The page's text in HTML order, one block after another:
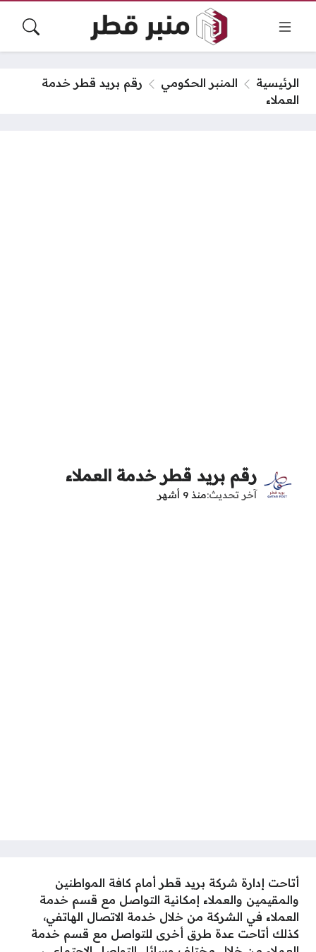
الرئيسية المنبر الحكومي
رقم بريد قطر خدمة
العملاء
رقم بريد قطر خدمة العملاء
آخر تحديث منذ 9 أشهر
أتاحت إدارة شركة بريد قطر أمام كافة المواطنين
والمقيمين والعملاء إمكانية التواصل مع قسم خدمة
العملاء في الشركة من خلال خدمة الاتصال الهاتفي،
كذلك أتاحت عدة طرق أخرى للتواصل مع قسم خدمة